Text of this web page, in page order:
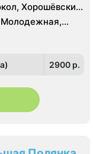
Хорошёвский,
Северное
Щукино,
Молодежная,
Мнёвники,
2900 p.